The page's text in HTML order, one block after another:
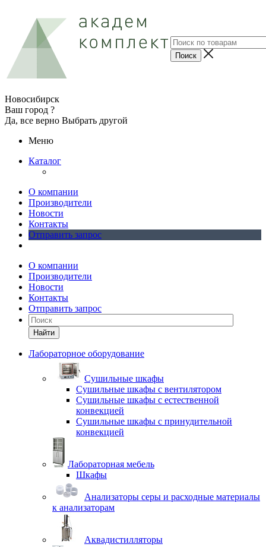
Новосибирск
Ваш город ?
Да, все верно Выбрать другой
Меню
Каталог
О компании
Производители
Новости
Контакты
Отправить запрос
О компании
Производители
Новости
Контакты
Отправить запрос
Найти
Лабораторное оборудование
Cушильные шкафы
Сушильные шкафы с вентилятором
Сушильные шкафы с естественной
конвекцией
Сушильные шкафы с принудительной
конвекцией
Лабораторная мебель
Шкафы
Анализаторы серы и расходные материалы
к анализаторам
Аквадистилляторы